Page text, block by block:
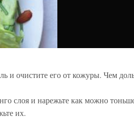
и очистите его от кожуры. Чем
слоя и нарежьте как можно
их.